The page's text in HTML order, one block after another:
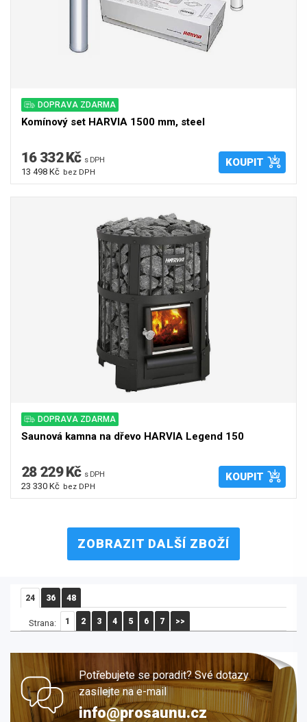
DOPRAVA ZDARMA
Komínový set HARVIA 1500 mm, steel
16 332 Kč s DPH
13 498 Kč bez DPH
KOUPIT
DOPRAVA ZDARMA
Saunová kamna na dřevo HARVIA Legend 150
28 229 Kč s DPH
23 330 Kč bez DPH
KOUPIT
ZOBRAZIT DALŠÍ ZBOŽÍ
24 36 48
Strana: 1 2 3 4 5 6 7 >>
Potřebujete se poradit? Své dotazy
zasílejte na e-mail
info@prosaunu.cz